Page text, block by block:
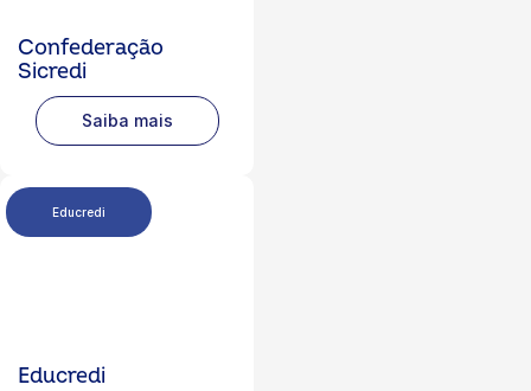
Confederação
Sicredi
Saiba mais
Educredi
Educredi